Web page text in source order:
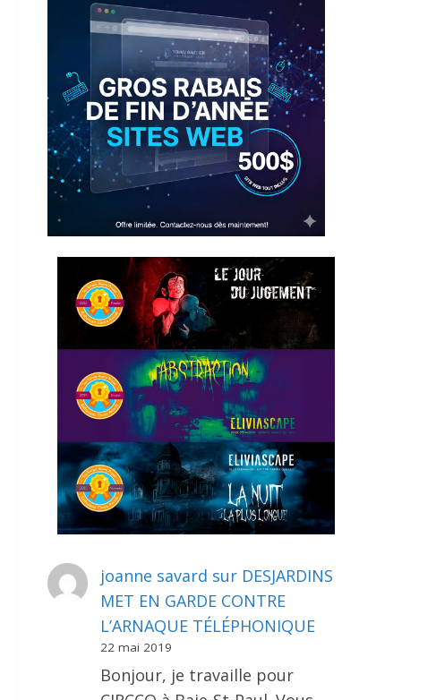
joanne savard sur DESJARDINS
MET EN GARDE CONTRE
L’ARNAQUE TÉLÉPHONIQUE
22 mai 2019
Bonjour, je travaille pour